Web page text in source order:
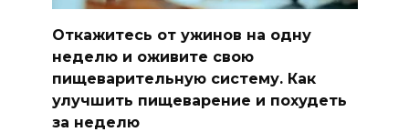
Откажитесь от ужинов на одну
неделю и оживите свою
пищеварительную систему. Как
улучшить пищеварение и похудеть
за неделю